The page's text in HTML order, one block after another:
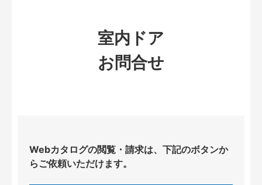
室内ドア
お問合せ
Webカタログの閲覧・請求は、下記のボタンか
らご依頼いただけます。